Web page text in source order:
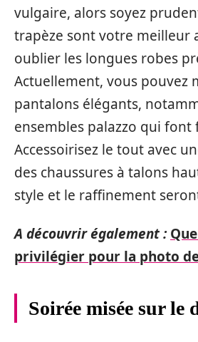
vulgaire, alors soyez
trapèze sont votre meilleur
oublier les longues robes
Actuellement, vous pouvez
pantalons élégants,
ensembles palazzo qui font
Accessoirisez le tout avec
des chaussures à talons
style et le raffinement
A découvrir également :
privilégier pour la photo de
Soirée misée sur le